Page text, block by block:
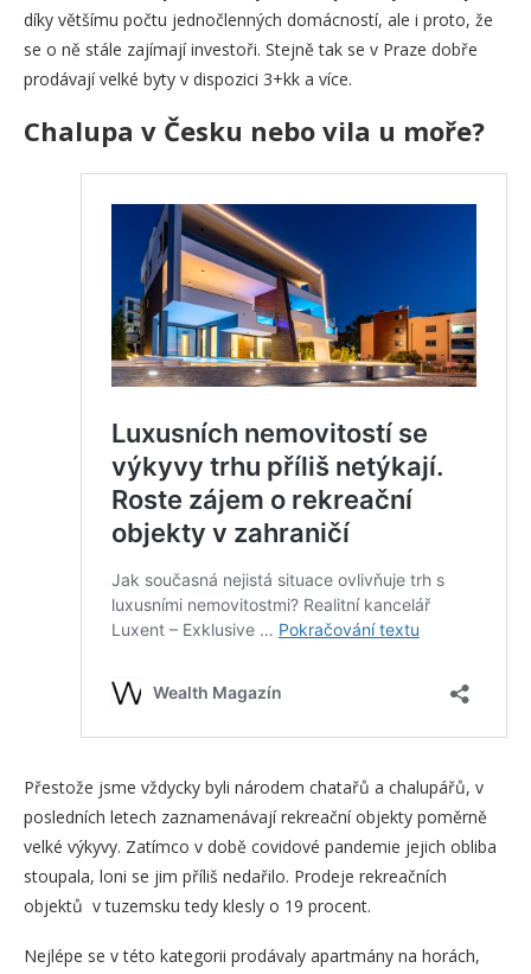
díky většímu počtu jednočlenných domácností, ale i proto, že
se o ně stále zajímají investoři. Stejně tak se v Praze dobře
prodávají velké byty v dispozici 3+kk a více.
Chalupa v Česku nebo vila u moře?
Přestože jsme vždycky byli národem chatařů a chalupářů, v
posledních letech zaznamenávají rekreační objekty poměrně
velké výkyvy. Zatímco v době covidové pandemie jejich obliba
stoupala, loni se jim příliš nedařilo. Prodeje rekreačních
objektů v tuzemsku tedy klesly o 19 procent.
Nejlépe se v této kategorii prodávaly apartmány na horách,